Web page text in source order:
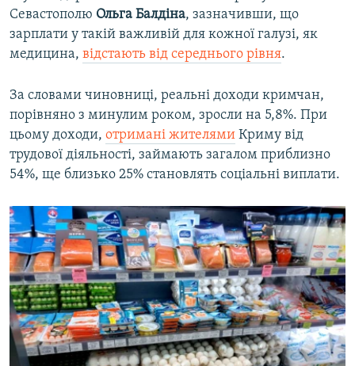
Севастополю Ольга Балдіна, зазначивши, що
зарплати у такій важливій для кожної галузі, як
медицина, відстають від середнього рівня.
За словами чиновниці, реальні доходи кримчан,
порівняно з минулим роком, зросли на 5,8%. При
цьому доходи, отримані жителями Криму від
трудової діяльності, займають загалом приблизно
54%, ще близько 25% становлять соціальні виплати.